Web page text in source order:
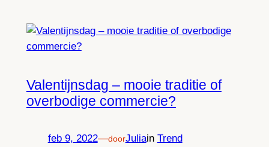
Valentijnsdag – mooie traditie of
overbodige commercie?
feb 9, 2022—doorJuliain Trend